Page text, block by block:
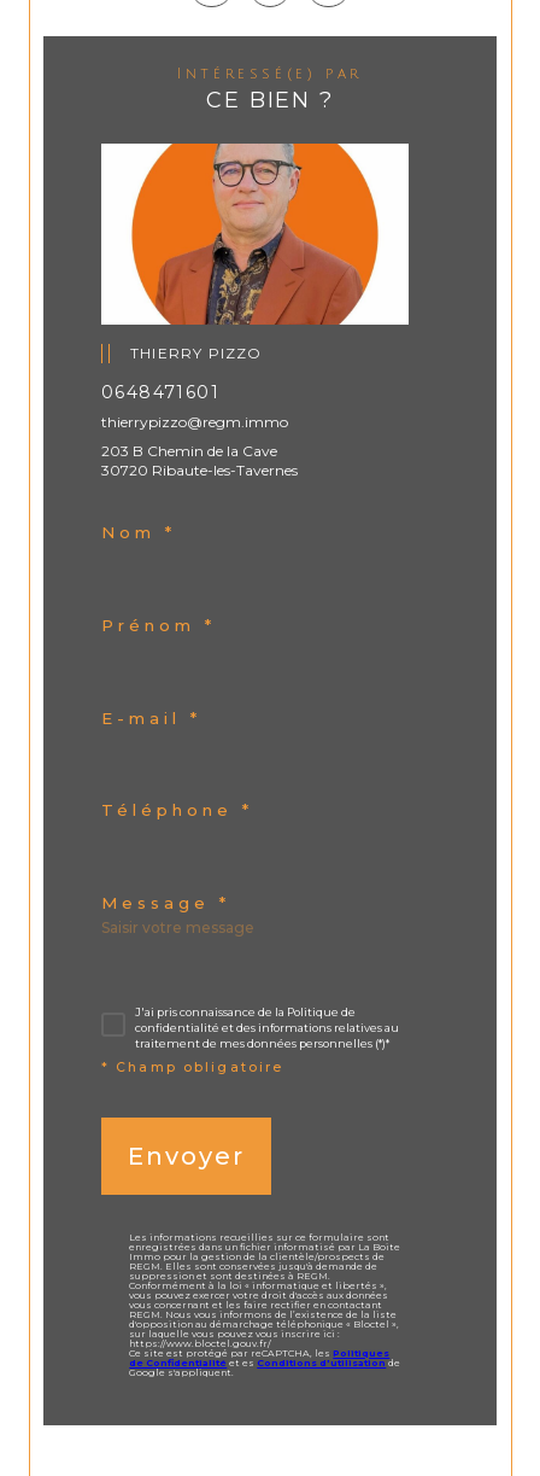
Intéressé(e) par
CE BIEN ?
THIERRY PIZZO
0648471601
thierrypizzo@regm.immo
203 B Chemin de la Cave
30720 Ribaute-les-Tavernes
Nom *
Prénom *
E-mail *
Téléphone *
Message *
J'ai pris connaissance de la Politique de
confidentialité et des informations relatives au
traitement de mes données personnelles (*)*
* Champ obligatoire
Envoyer
Les informations recueillies sur ce formulaire sont
enregistrées dans un fichier informatisé par La Boite
Immo pour la gestion de la clientèle/prospects de
REGM. Elles sont conservées jusqu'à demande de
suppression et sont destinées à REGM.
Conformément à la loi « informatique et libertés »,
vous pouvez exercer votre droit d'accès aux données
vous concernant et les faire rectifier en contactant
REGM. Nous vous informons de l’existence de la liste
d'opposition au démarchage téléphonique « Bloctel »,
sur laquelle vous pouvez vous inscrire ici :
https://www.bloctel.gouv.fr/
Ce site est protégé par reCAPTCHA, lesPolitiques
de Confidentialité et es Conditions d'utilisationde
Google s'appliquent.